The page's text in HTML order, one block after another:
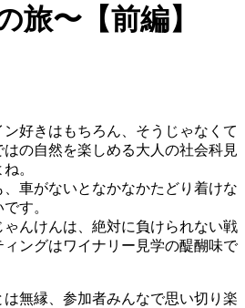
旅〜【前編】
好きはもちろん、そうじゃなくて
の自然を楽しめる大人の社会科見
。
車がないとなかなかたどり着けな
す。
んけんは、絶対に負けられない戦
ングはワイナリー見学の醍醐味で
無縁、参加者みんなで思い切り楽